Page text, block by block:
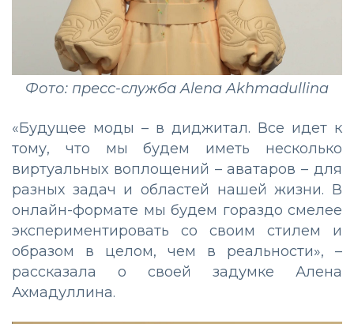
Фото: пресс-служба Alena Akhmadullina
«Будущее моды – в диджитал. Все идет к
тому, что мы будем иметь несколько
виртуальных воплощений – аватаров – для
разных задач и областей нашей жизни. В
онлайн-формате мы будем гораздо смелее
экспериментировать со своим стилем и
образом в целом, чем в реальности», –
рассказала о своей задумке Алена
Ахмадуллина.